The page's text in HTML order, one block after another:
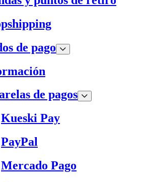
de pago
de pagos
Kueski Pay
PayPal
Mercado Pago